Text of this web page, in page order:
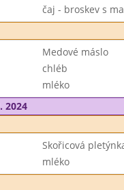
čaj - broskev s
Medové máslo
chléb
mléko
2024
Skořicová
mléko